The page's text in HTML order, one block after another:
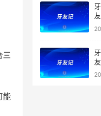
三
能